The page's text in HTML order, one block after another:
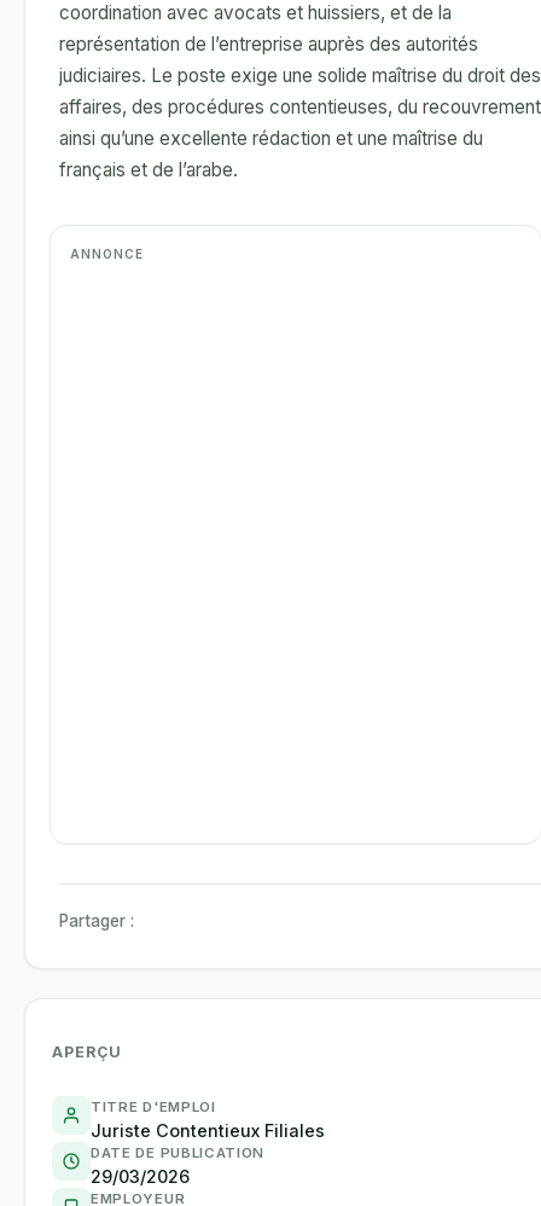
coordination avec avocats et huissiers, et de la
représentation de l’entreprise auprès des autorités
judiciaires. Le poste exige une solide maîtrise du droit des
affaires, des procédures contentieuses, du
ainsi qu’une excellente rédaction et une maîtrise du
français et de l’arabe.
Partager :
APERÇU
TITRE D'EMPLOI
Juriste Contentieux Filiales
DATE DE PUBLICATION
29/03/2026
EMPLOYEUR